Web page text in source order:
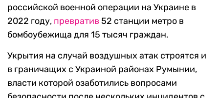
российской военной операции на Украине в
2022 году, превратив 52 станции метро в
бомбоубежища для 15 тысяч граждан.
Укрытия на случай воздушных атак строятся и
в граничащих с Украиной районах Румынии,
власти которой озаботились вопросами